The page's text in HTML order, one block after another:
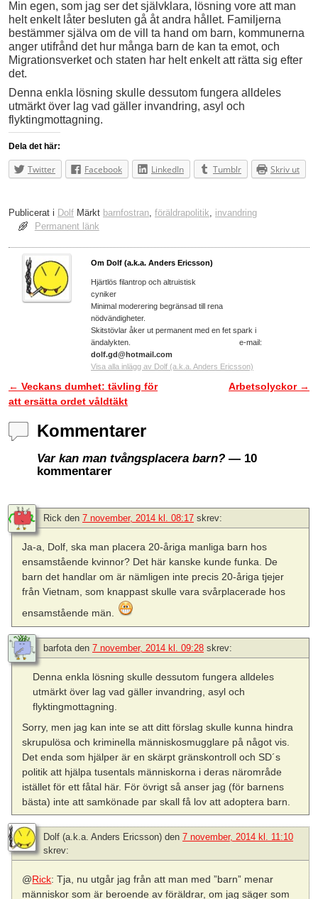
Min egen, som jag ser det självklara, lösning vore att man
helt enkelt låter besluten gå åt andra hållet. Familjerna
bestämmer själva om de vill ta hand om barn, kommunerna
anger utifrånd det hur många barn de kan ta emot, och
Migrationsverket och staten har helt enkelt att rätta sig efter
det.
Denna enkla lösning skulle dessutom fungera alldeles
utmärkt över lag vad gäller invandring, asyl och
flyktingmottagning.
Dela det här:
Twitter Facebook LinkedIn Tumblr Skriv ut
Publicerat i Dolf Märkt barnfostran, föräldrapolitik, invandring
Permanent länk
Om Dolf (a.k.a. Anders Ericsson)
Hjärtlös filantrop och altruistisk
cyniker
Minimal moderering begränsad till rena
nödvändigheter.
Skitstövlar åker ut permanent med en fet spark i
ändalykten. e-mail:
dolf.gd@hotmail.com
Visa alla inlägg av Dolf (a.k.a. Anders Ericsson)
Inläggsnavigering
← Veckans dumhet: tävling för
att ersätta ordet våldtäkt
Arbetsolyckor →
Kommentarer
Var kan man tvångsplacera barn? — 10
kommentarer
Rick den 7 november, 2014 kl. 08:17 skrev:
Ja-a, Dolf, ska man placera 20-åriga manliga barn hos
ensamstående kvinnor? Det här kanske kunde funka. De
barn det handlar om är nämligen inte precis 20-åriga tjejer
från Vietnam, som knappast skulle vara svårplacerade hos
ensamstående män.
barfotaden 7 november, 2014 kl. 09:28 skrev:
Denna enkla lösning skulle dessutom fungera alldeles
utmärkt över lag vad gäller invandring, asyl och
flyktingmottagning.
Sorry, men jag kan inte se att ditt förslag skulle kunna hindra
skrupulösa och kriminella människosmugglare på något vis.
Det enda som hjälper är en skärpt gränskontroll och SD´s
politik att hjälpa tusentals människorna i deras närområde
istället för ett fåtal här. För övrigt så anser jag (för barnens
bästa) inte att samkönade par skall få lov att adoptera barn.
Dolf (a.k.a. Anders Ericsson) den 7 november, 2014 kl. 11:10
skrev:
@Rick: Tja, nu utgår jag från att man med ”barn” menar
människor som är beroende av föräldrar, om jag säger som